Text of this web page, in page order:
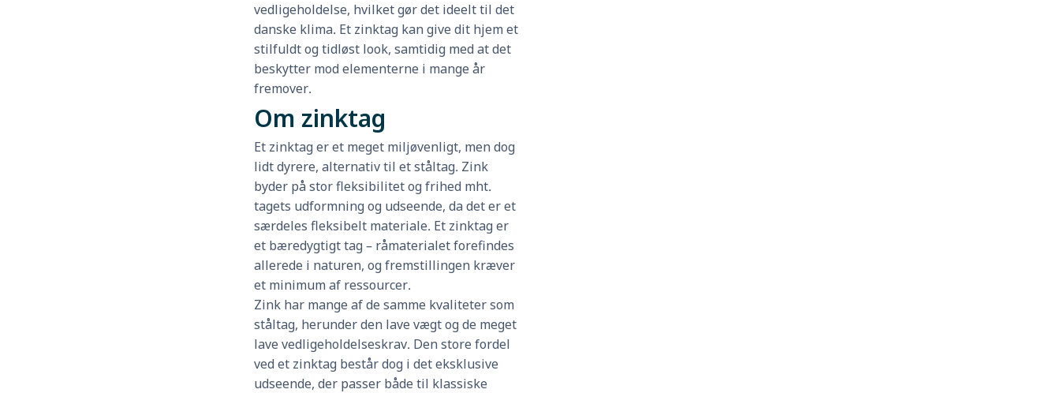
vedligeholdelse, hvilket gør det ideelt til det
danske klima. Et zinktag kan give dit hjem et
stilfuldt og tidløst look, samtidig med at det
beskytter mod elementerne i mange år
fremover.
Om zinktag
Et zinktag er et meget miljøvenligt, men dog
lidt dyrere, alternativ til et ståltag. Zink
byder på stor fleksibilitet og frihed mht.
tagets udformning og udseende, da det er et
særdeles fleksibelt materiale. Et zinktag er
et bæredygtigt tag – råmaterialet forefindes
allerede i naturen, og fremstillingen kræver
et minimum af ressourcer.
Zink har mange af de samme kvaliteter som
ståltag, herunder den lave vægt og de meget
lave vedligeholdelseskrav. Den store fordel
ved et zinktag består dog i det eksklusive
udseende, der passer både til klassiske